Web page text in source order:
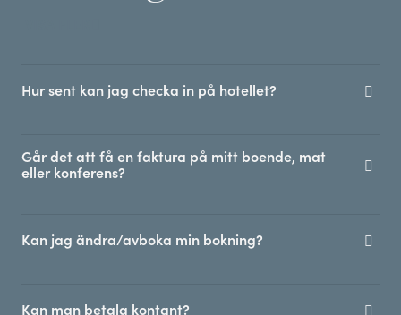
Hur sent kan jag checka in på hotellet?
Går det att få en faktura på mitt boende, mat
eller konferens?
Kan jag ändra/avboka min bokning?
Kan man betala kontant?